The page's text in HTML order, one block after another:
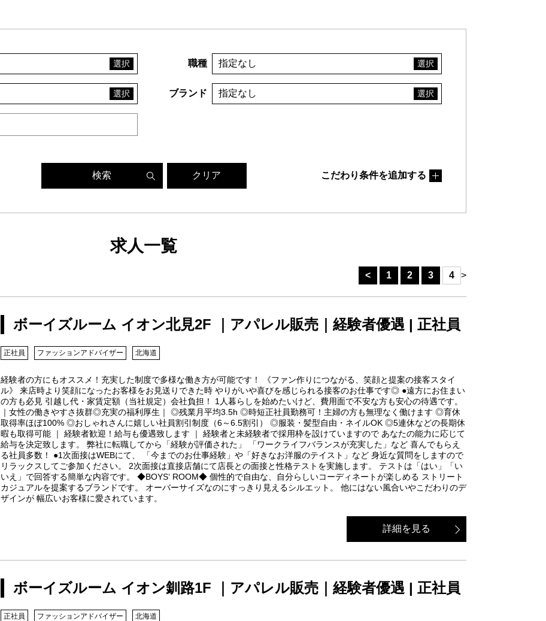
職種 指定なし
ブランド 指定なし
検索 クリア こだわり条件を追加する
求人一覧
< 1 2 3 4 >
ボーイズルーム イオン北見2F ｜アパレル販売｜経験者優遇 | 正社員
正社員 ファッションアドバイザー 北海道
経験者の方にもオススメ！充実した制度で多様な働き方が可能です！ 《ファン作りにつながる、笑顔と提案の接客スタイ
ル》 来店時より笑顔になったお客様をお見送りできた時 やりがいや喜びを感じられる接客のお仕事です◎ ●遠方にお住まい
の方も必見 引越し代・家賃定額（当社規定）会社負担！ 1人暮らしを始めたいけど、費用面で不安な方も安心の待遇です。
｜女性の働きやすさ抜群◎充実の福利厚生｜ ◎残業月平均3.5h ◎時短正社員勤務可！主婦の方も無理なく働けます ◎育休
取得率ほぼ100% ◎おしゃれさんに嬉しい社員割引制度（6～6.5割引） ◎服装・髪型自由・ネイルOK ◎5連休などの長期休
暇も取得可能 ｜ 経験者歓迎！給与も優遇致します ｜ 経験者と未経験者で採用枠を設けていますので あなたの能力に応じて
給与を決定致します。 弊社に転職してから「経験が評価された」 「ワークライフバランスが充実した」など 喜んでもらえ
る社員多数！ ●1次面接はWEBにて、 「今までのお仕事経験」や「好きなお洋服のテイスト」など 身近な質問をしますので
リラックスしてご参加ください。 2次面接は直接店舗にて店長との面接と性格テストを実施します。 テストは「はい」「い
いえ」で回答する簡単な内容です。 ◆BOYS‘ ROOM◆ 個性的で自由な、自分らしいコーディネートが楽しめる ストリート
カジュアルを提案するブランドです。 オーバーサイズなのにすっきり見えるシルエット。 他にはない風合いやこだわりのデ
ザインが 幅広いお客様に愛されています。
詳細を見る
ボーイズルーム イオン釧路1F ｜アパレル販売｜経験者優遇 | 正社員
正社員 ファッションアドバイザー 北海道